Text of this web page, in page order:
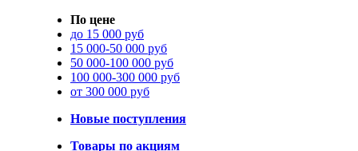
По цене
до 15 000 руб
15 000-50 000 руб
50 000-100 000 руб
100 000-300 000 руб
от 300 000 руб
Новые поступления
Товары по акциям